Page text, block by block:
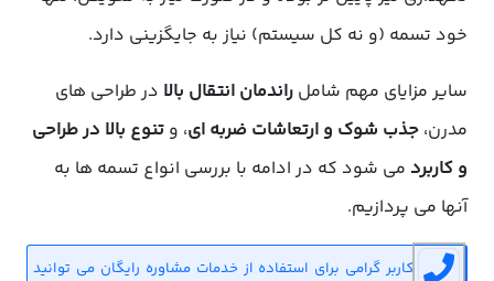
خود تسمه (و نه کل سیستم) نیاز به جایگزینی دارد.
سایر مزایای مهم شامل راندمان انتقال بالا در طراحی های
مدرن، جذب شوک و ارتعاشات ضربه ای، و تنوع بالا در طراحی
و کاربرد می شود که در ادامه با بررسی انواع تسمه ها به
آنها می پردازیم.
کاربر گرامی برای استفاده از خدمات مشاوره رایگان می توانید